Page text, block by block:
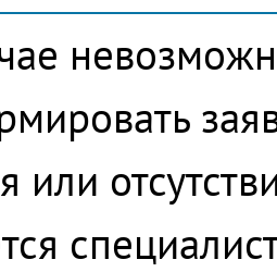
или